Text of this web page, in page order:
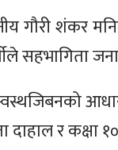
गौरी शंकर
सहभागिता
दाहाल र कक्षा